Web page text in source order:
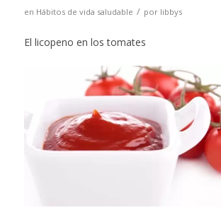
en Hábitos de vida saludable / por libbys
El licopeno en los tomates